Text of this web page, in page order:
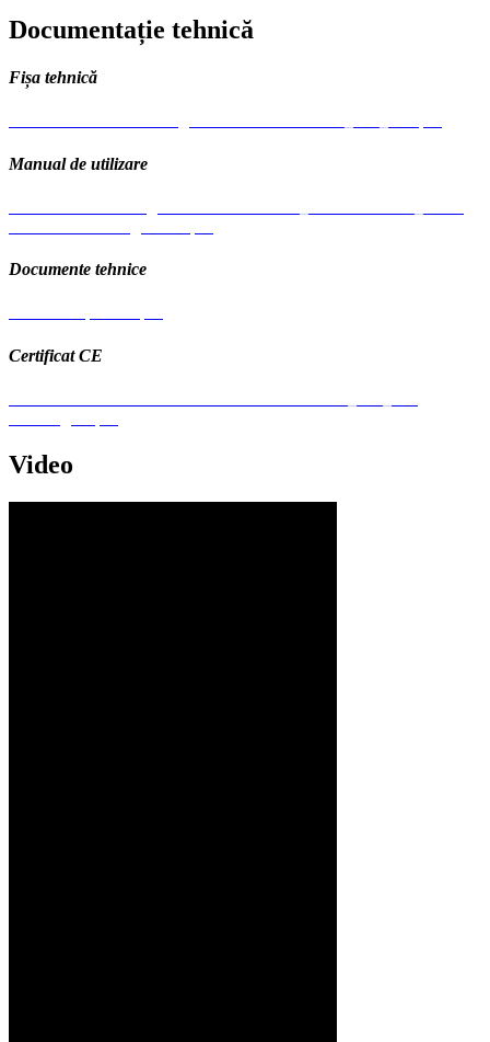
Documentație tehnică
Fișa tehnică
Manual de utilizare
Documente tehnice
Certificat CE
Video